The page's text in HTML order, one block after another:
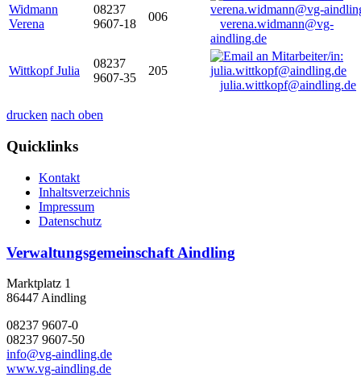
Widmann
Verena
08237
9607-18
006
verena.widmann@vg-
aindling.de
Wittkopf Julia
08237
9607-35
205
julia.wittkopf@aindling.de
drucken nach oben
Quicklinks
Kontakt
Inhaltsverzeichnis
Impressum
Datenschutz
Verwaltungsgemeinschaft Aindling
Marktplatz 1
86447 Aindling
08237 9607-0
08237 9607-50
info@vg-aindling.de
www.vg-aindling.de